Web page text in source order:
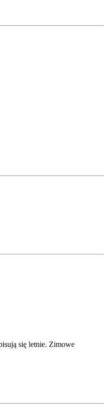
się letnie. Zimowe